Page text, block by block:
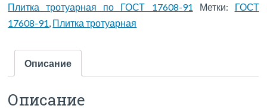
Плитка тротуарная по ГОСТ 17608-91
Метки: ГОСТ
17608-91 Плитка тротуарная
Описание
Описание